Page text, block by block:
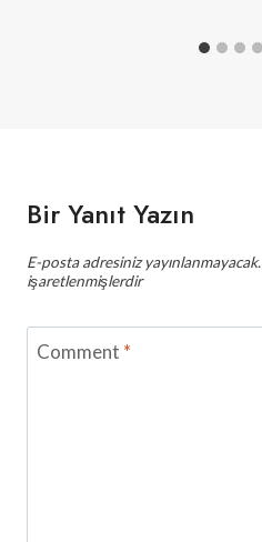
Bir Yanıt Yazın
E-posta adresiniz yayınlanmayacak.
işaretlenmişlerdir
Comment *